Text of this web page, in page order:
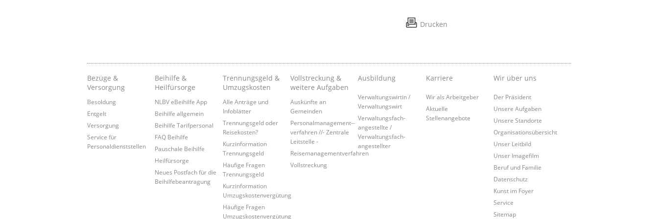
Drucken
Bezüge &
Versorgung
Besoldung
Entgelt
Versorgung
Service für
Personaldienststellen
Beihilfe &
Heilfürsorge
NLBV eBeihilfe App
Beihilfe allgemein
Beihilfe Tarifpersonal
FAQ Beihilfe
Pauschale Beihilfe
Heilfürsorge
Neues Postfach für die
Beihilfebeantragung
Trennungsgeld &
Umzugskosten
Alle Anträge und
Infoblätter
Trennungsgeld oder
Reisekosten?
Kurzinformation
Trennungsgeld
Häufige Fragen
Trennungsgeld
Kurzinformation
Umzugskostenvergütung
Häufige Fragen
Umzugskostenvergütung
Vollstreckung &
weitere Aufgaben
Auskünfte an
Gemeinden
Personalmanagement-­
verfahren //- Zentrale
Leitstelle -
Reisemanagementverfahren
Vollstreckung
Ausbildung
Verwaltungswirtin /
Verwaltungswirt
Verwaltungsfach-
angestellte /
Verwaltungsfach-
angestellter
Karriere
Wir als Arbeitgeber
Aktuelle
Stellenangebote
Wir über uns
Der Präsident
Unsere Aufgaben
Unsere Standorte
Organisationsübersicht
Unser Leitbild
Unser Imagefilm
Beruf und Familie
Datenschutz
Kunst im Foyer
Service
Sitemap